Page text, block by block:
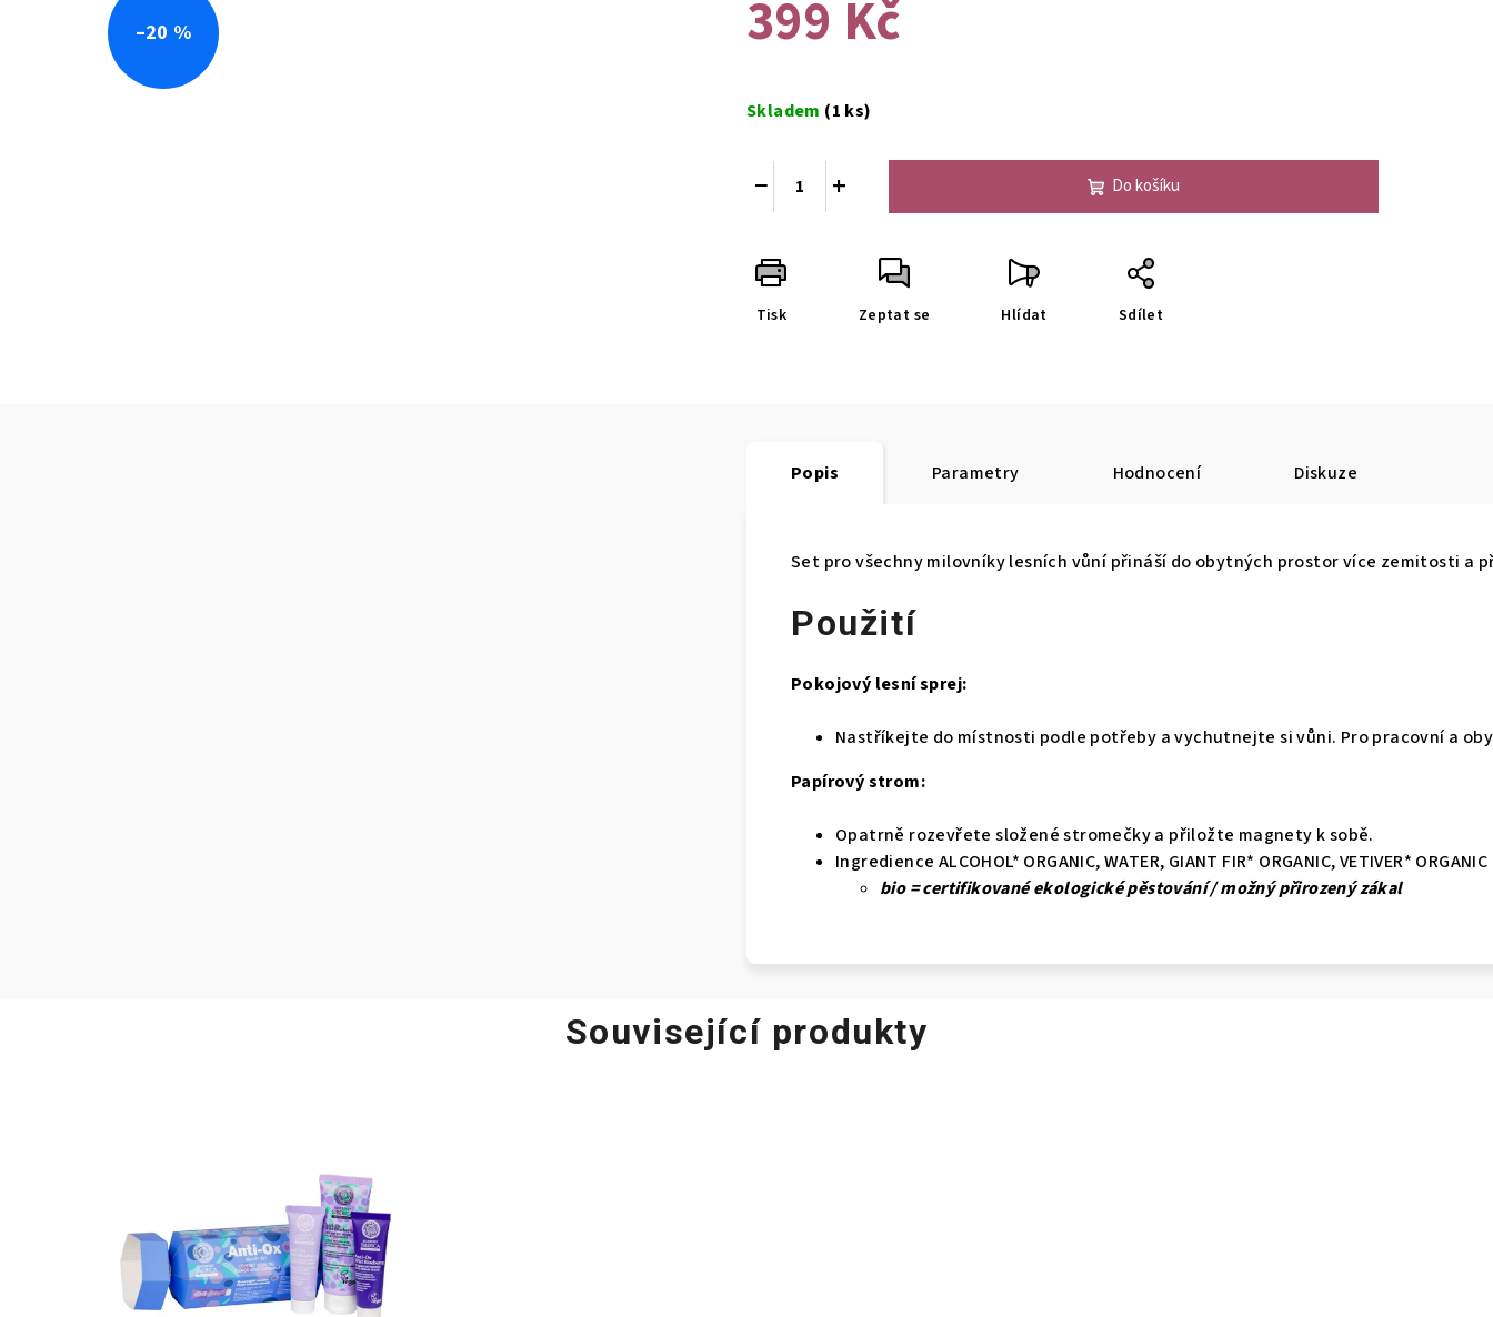
399 Kč
cena:
Skladem (1 ks)
+
− Do košíku
Tisk Zeptat se Hlídat Sdílet
–20 %
Popis Parametry Hodnocení Diskuze
Set pro všechny milovníky lesních vůní přináší do obytných prostor více zemitosti a
Použití
Pokojový lesní sprej:
Nastříkejte do místnosti podle potřeby a vychutnejte si vůni. Pro pracovní a
Papírový strom:
Opatrně rozevřete složené stromečky a přiložte magnety k sobě.
Ingredience ALCOHOL* ORGANIC, WATER, GIANT FIR* ORGANIC, VETIVER* ORGANIC
​bio = certifikované ekologické pěstování / možný přirozený zákal
Související produkty